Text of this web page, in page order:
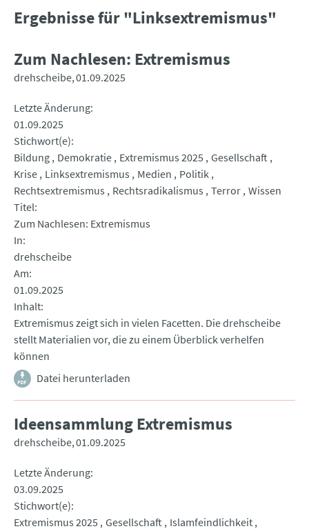
Ergebnisse für "Linksextremismus"
Zum Nachlesen: Extremismus
drehscheibe 01.09.2025
Letzte Änderung
01.09.2025
Stichwort(e)
Bildung Demokratie Extremismus 2025 Gesellschaft
Krise Linksextremismus Medien
Politik
Rechtsextremismus
Rechtsradikalismus Terror Wissen
Titel
Zum Nachlesen: Extremismus
In
drehscheibe
Am
01.09.2025
Inhalt
Extremismus zeigt sich in vielen Facetten. Die drehscheibe
stellt Materialien vor, die zu einem Überblick verhelfen
können
Datei herunterladen
Ideensammlung Extremismus
drehscheibe 01.09.2025
Letzte Änderung
03.09.2025
Stichwort(e)
Extremismus 2025 Gesellschaft Islamfeindlichkeit